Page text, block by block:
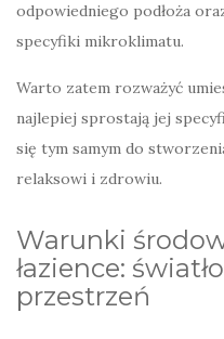
odpowiedniego podłoża
specyfiki mikroklimatu.
Warto zatem rozważyć
najlepiej sprostają jej
się tym samym do
relaksowi i zdrowiu.
Warunki
łazience:
przestrzeń